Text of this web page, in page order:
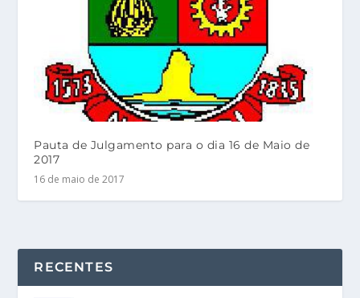
Pauta de Julgamento para o dia 16 de Maio de
2017
16 de maio de 2017
RECENTES